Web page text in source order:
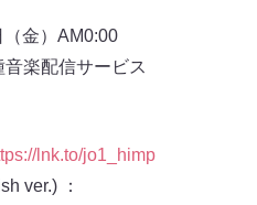
金）AM0:00
楽配信サービス
lnk.to/jo1_himp
ver.) ：